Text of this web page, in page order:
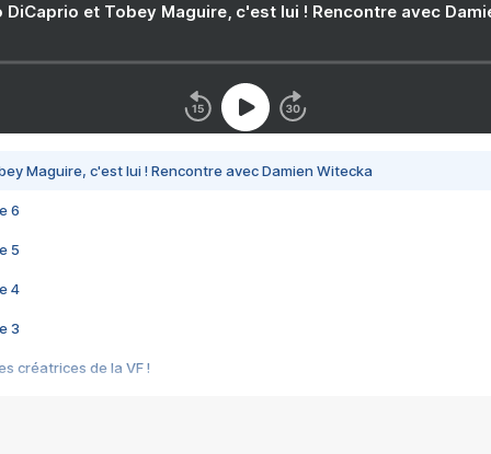
DiCaprio et Tobey Maguire, c'est lui ! Rencontre avec
Maguire, c'est lui ! Rencontre avec Damien Witecka
6
5
4
3
créatrices de la VF !